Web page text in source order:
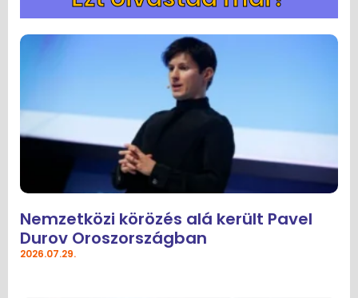
Nemzetközi körözés alá került Pavel
Durov Oroszországban
2026.07.29.